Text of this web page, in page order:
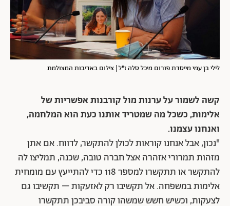
לילי בן עמי מייסדת פורום מיכל סלה ז"ל | צילום באדיבות המצולמת
קשה לשמור על ערנות מול קורבנות אפשריות של
אלימות, כשכל מה שמטריד אותנו כעת הוא המלחמה,
ואנחנו עצמנו.
"נכון, אבל אנחנו קוראות לכולן להתקשר, לדווח. אם אתן
מזהות תמרורי אזהרה אצל חברה טובה, שכנה, תמליצו לה
להתקשר או תתקשרו למספר 118 כדי להתייעץ עם מומחית
אלימות במשפחה. אל תקשיבו רק לאזעקות – תקשיבו גם
לצעקות, וכשיש חשש שמשהו קורה סביבכן תתקשרו